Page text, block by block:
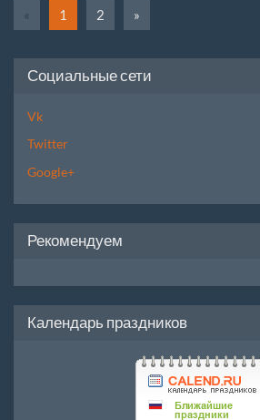
« 1 2 »
Социальные сети
Vk
Twitter
Google+
Рекомендуем
Календарь праздников